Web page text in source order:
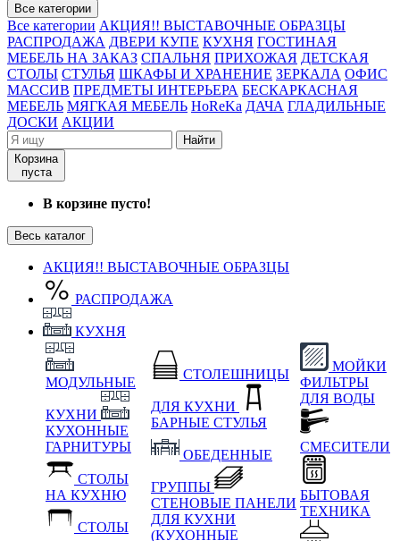
Все категории
Все категории АКЦИЯ!! ВЫСТАВОЧНЫЕ ОБРАЗЦЫ
РАСПРОДАЖА ДВЕРИ КУПЕ КУХНЯ ГОСТИНАЯ
МЕБЕЛЬ НА ЗАКАЗ СПАЛЬНЯ ПРИХОЖАЯ ДЕТСКАЯ
СТОЛЫ СТУЛЬЯ ШКАФЫ И ХРАНЕНИЕ ЗЕРКАЛА ОФИС
МАССИВ ПРЕДМЕТЫ ИНТЕРЬЕРА БЕСКАРКАСНАЯ
МЕБЕЛЬ МЯГКАЯ МЕБЕЛЬ HoReKa ДАЧА ГЛАДИЛЬНЫЕ
ДОСКИ АКЦИИ
Найти
Корзина
пуста
В корзине пусто!
Весь каталог
АКЦИЯ!! ВЫСТАВОЧНЫЕ ОБРАЗЦЫ
РАСПРОДАЖА
КУХНЯ
МОДУЛЬНЫЕ
КУХНИ
КУХОННЫЕ
ГАРНИТУРЫ
СТОЛЫ
НА КУХНЮ
СТОЛЫ
СТОЛЕШНИЦЫ
ДЛЯ КУХНИ
БАРНЫЕ СТУЛЬЯ
ОБЕДЕННЫЕ
ГРУППЫ
СТЕНОВЫЕ ПАНЕЛИ
ДЛЯ КУХНИ
(КУХОННЫЕ
МОЙКИ
ФИЛЬТРЫ
ДЛЯ ВОДЫ
СМЕСИТЕЛИ
БЫТОВАЯ
ТЕХНИКА